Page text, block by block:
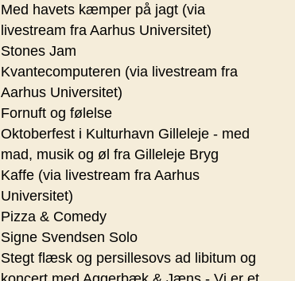
Med havets kæmper på jagt (via
livestream fra Aarhus Universitet)
Stones Jam
Kvantecomputeren (via livestream fra
Aarhus Universitet)
Fornuft og følelse
Oktoberfest i Kulturhavn Gilleleje - med
mad, musik og øl fra Gilleleje Bryg
Kaffe (via livestream fra Aarhus
Universitet)
Pizza & Comedy
Signe Svendsen Solo
Stegt flæsk og persillesovs ad libitum og